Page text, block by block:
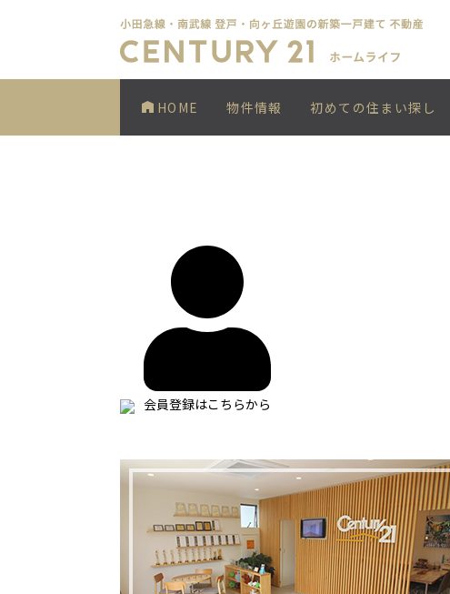
HOME 物件情報 初めての住まい探し
会員登録はこちらから